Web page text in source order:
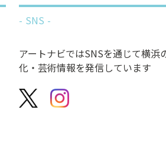
SNS
アートナビではSNSを通じて横浜
化・芸術情報を発信しています